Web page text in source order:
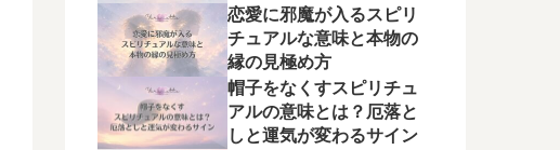
く
恋愛に邪魔が入るスピリ
チュアルな意味と本物の
縁の見極め方
帽子をなくすスピリチュ
アルの意味とは？厄落と
しと運気が変わるサイン